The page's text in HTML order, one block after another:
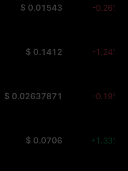
$ 0.01543 -0.26%
$ 0.1412 -1.24%
$ 0.02637871 -0.19%
$ 0.0706 +1.33%